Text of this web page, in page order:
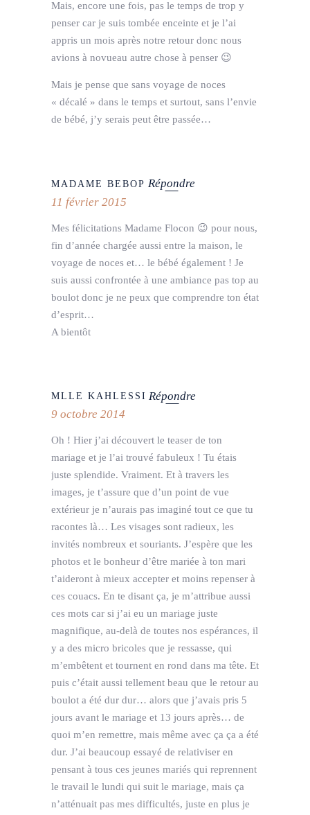
Mais, encore une fois, pas le temps de trop y
penser car je suis tombée enceinte et je l’ai
appris un mois après notre retour donc nous
avions à novueau autre chose à penser 😉
Mais je pense que sans voyage de noces
« décalé » dans le temps et surtout, sans l’envie
de bébé, j’y serais peut être passée…
MADAME BEBOP Répondre
11 février 2015
Mes félicitations Madame Flocon 😉 pour nous,
fin d’année chargée aussi entre la maison, le
voyage de noces et… le bébé également ! Je
suis aussi confrontée à une ambiance pas top au
boulot donc je ne peux que comprendre ton état
d’esprit…
A bientôt
MLLE KAHLESSI Répondre
9 octobre 2014
Oh ! Hier j’ai découvert le teaser de ton
mariage et je l’ai trouvé fabuleux ! Tu étais
juste splendide. Vraiment. Et à travers les
images, je t’assure que d’un point de vue
extérieur je n’aurais pas imaginé tout ce que tu
racontes là… Les visages sont radieux, les
invités nombreux et souriants. J’espère que les
photos et le bonheur d’être mariée à ton mari
t’aideront à mieux accepter et moins repenser à
ces couacs. En te disant ça, je m’attribue aussi
ces mots car si j’ai eu un mariage juste
magnifique, au-delà de toutes nos espérances, il
y a des micro bricoles que je ressasse, qui
m’embêtent et tournent en rond dans ma tête. Et
puis c’était aussi tellement beau que le retour au
boulot a été dur dur… alors que j’avais pris 5
jours avant le mariage et 13 jours après… de
quoi m’en remettre, mais même avec ça ça a été
dur. J’ai beaucoup essayé de relativiser en
pensant à tous ces jeunes mariés qui reprennent
le travail le lundi qui suit le mariage, mais ça
n’atténuait pas mes difficultés, juste en plus je